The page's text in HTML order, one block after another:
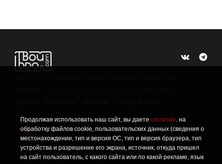
Продолжая использовать наш сайт, вы даете согласие. на
обработку файлов cookie, пользовательских данных (сведения о
местонахождении, тип и версия ОС, тип и версия браузера, тип
устройства и разрешение его экрана, источник, откуда пришел
на сайт пользователь, с какого сайта или по какой рекламе, язык
! Политика конфиденциальности
! Информация о проведении СОУТ
Данный сайт не предназначен для просмотра лицам